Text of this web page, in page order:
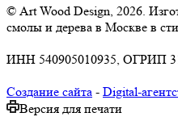
© Art Wood Design, 2026.
смолы и дерева в Москве в
ИНН 540905010935, ОГРИП
Создание сайта - Digital-
Версия для печати